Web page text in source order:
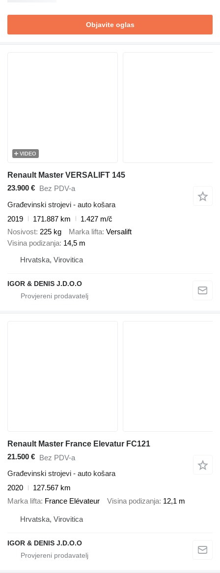
Objavite oglas
VIDEO
Renault Master VERSALIFT 145
23.900 € Bez PDV-a
Građevinski strojevi - auto košara
2019
171.887 km
1.427 m/č
Nosivost 225 kg Marka lifta Versalift
Visina podizanja 14,5 m
Hrvatska, Virovitica
IGOR & DENIS J.D.O.O
Renault Master France Elevatur FC121
21.500 € Bez PDV-a
Građevinski strojevi - auto košara
2020
127.567 km
Marka lifta France Elévateur Visina podizanja 12,1 m
Hrvatska, Virovitica
IGOR & DENIS J.D.O.O